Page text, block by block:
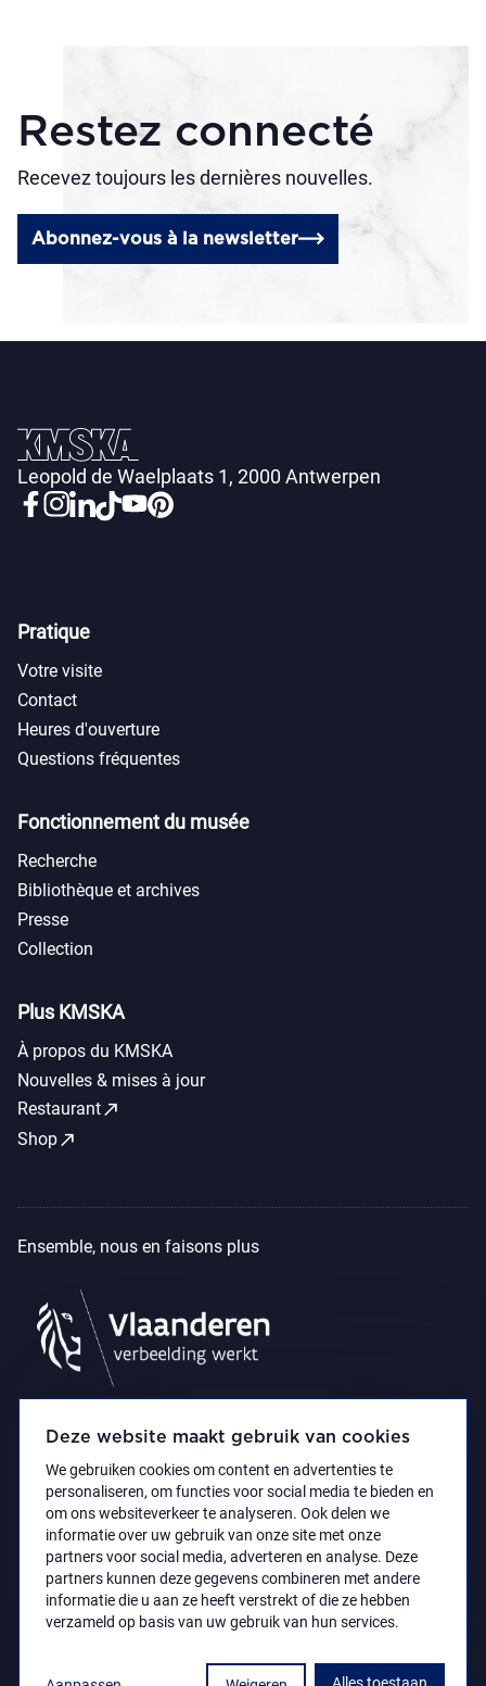
Deze website maakt gebruik van cookies
We gebruiken cookies om content en advertenties te
personaliseren, om functies voor social media te bieden en
om ons websiteverkeer te analyseren. Ook delen we
informatie over uw gebruik van onze site met onze
partners voor social media, adverteren en analyse. Deze
partners kunnen deze gegevens combineren met andere
informatie die u aan ze heeft verstrekt of die ze hebben
verzameld op basis van uw gebruik van hun services.
Restez connecté
Recevez toujours les dernières nouvelles.
Abonnez-vous à la newsletter
Leopold de Waelplaats 1, 2000 Antwerpen
Pratique
Votre visite
Contact
Heures d'ouverture
Questions fréquentes
Fonctionnement du musée
Recherche
Bibliothèque et archives
Presse
Collection
Plus KMSKA
À propos du KMSKA
Nouvelles & mises à jour
Restaurantcall_made
Shopcall_made
Ensemble, nous en faisons plus
Déclaration d’accessibilitéPrivacy policy
© 2021 Koninklijk Museum voor Schone Kunsten